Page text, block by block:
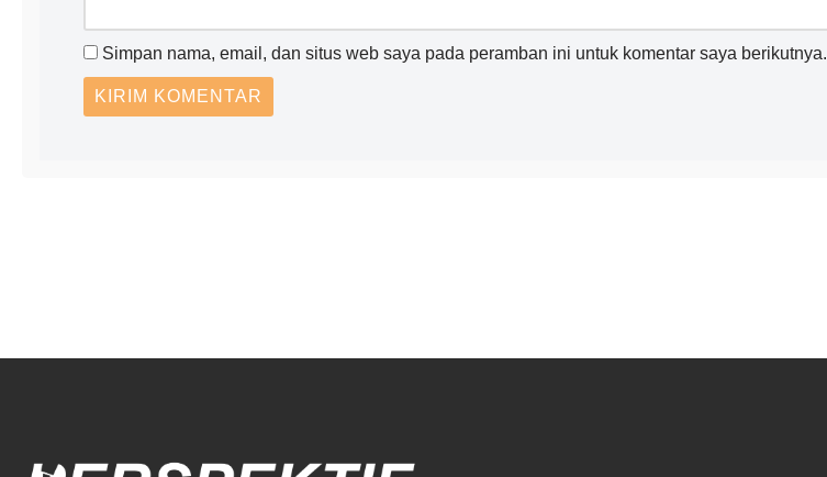
Simpan nama, email, dan situs web saya pada peramban ini untuk komentar saya berikutnya.